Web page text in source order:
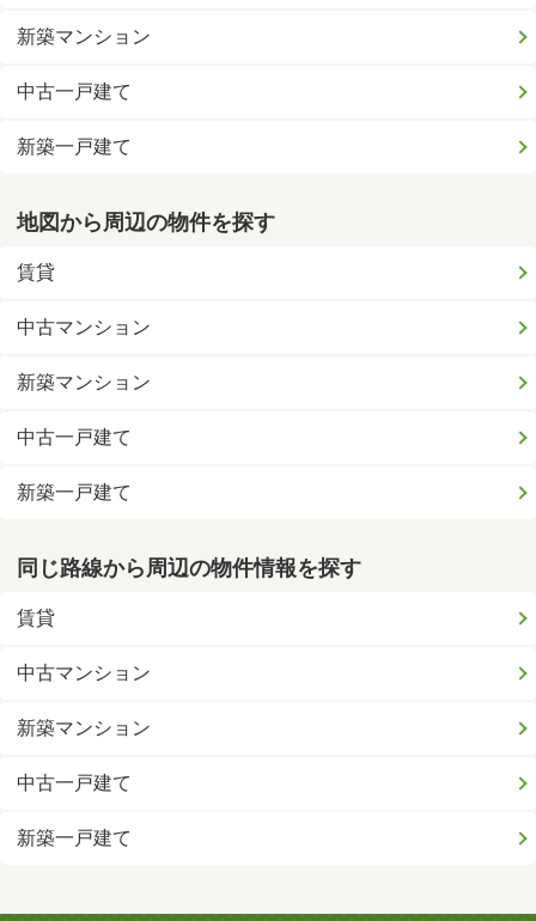
新築マンション
中古一戸建て
新築一戸建て
地図から周辺の物件を探す
賃貸
中古マンション
新築マンション
中古一戸建て
新築一戸建て
同じ路線から周辺の物件情報を探す
賃貸
中古マンション
新築マンション
中古一戸建て
新築一戸建て